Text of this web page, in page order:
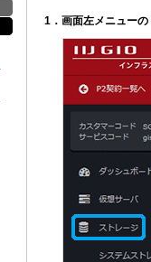
1．画面左メニュー